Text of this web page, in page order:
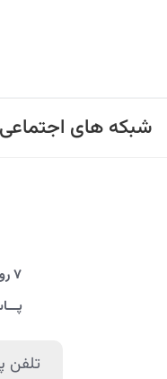
🖐 شبکه های اجتماعی
۷ روز هفــــته، ۲۴ ســـاعتـه
تلفن